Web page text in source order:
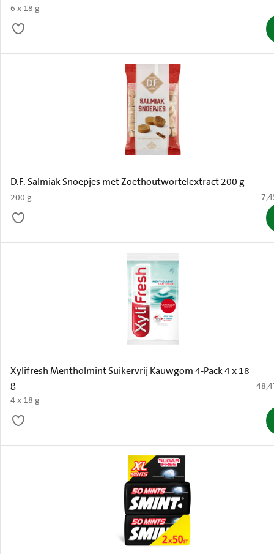
6 x 18 g
D.F. Salmiak Snoepjes met Zoethoutwortelextract 200 g
200 g €
Xylifresh Mentholmint Suikervrij Kauwgom 4-Pack 4 x 18
g
4 x 18 g
€